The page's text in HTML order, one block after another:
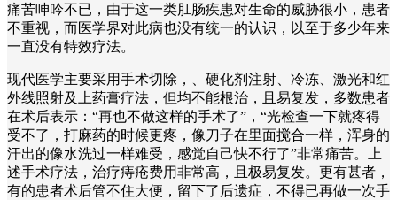
痛苦呻吟不已，由于这一类肛肠疾患对生命的威胁很小，患者
不重视，而医学界对此病也没有统一的认识，以至于多少年来
一直没有特效疗法。
现代医学主要采用手术切除，、硬化剂注射、冷冻、激光和红
外线照射及上药膏疗法，但均不能根治，且易复发，多数患者
在术后表示：“再也不做这样的手术了”，“光检查一下就疼得
受不了，打麻药的时候更疼，像刀子在里面搅合一样，浑身的
汗出的像水洗过一样难受，感觉自己快不行了”非常痛苦。上
述手术疗法，治疗痔疮费用非常高，且极易复发。更有甚者，
有的患者术后管不住大便，留下了后遗症，不得已再做一次手